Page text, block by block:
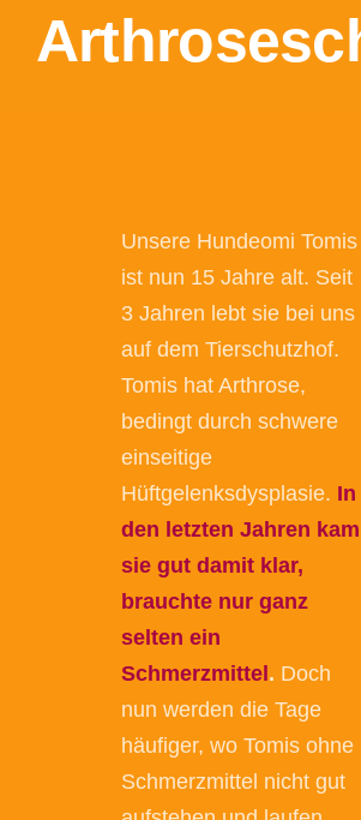
Unsere Hundeomi Tomis
ist nun 15 Jahre alt. Seit
3 Jahren lebt sie bei uns
auf dem Tierschutzhof.
Tomis hat Arthrose,
bedingt durch schwere
einseitige
Hüftgelenksdysplasie. In
den letzten Jahren kam
sie gut damit klar,
brauchte nur ganz
selten ein
Schmerzmittel . Doch
nun werden die Tage
häufiger, wo Tomis ohne
Schmerzmittel nicht gut